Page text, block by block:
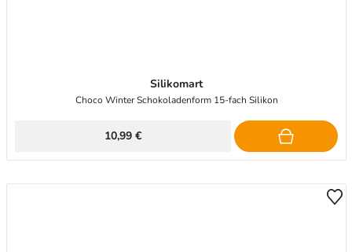
Silikomart
Choco Winter Schokoladenform 15-fach Silikon
10,99 €